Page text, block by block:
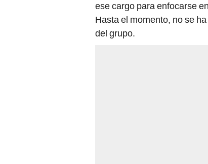
ese cargo para enfocarse
Hasta el momento, no se
del grupo.